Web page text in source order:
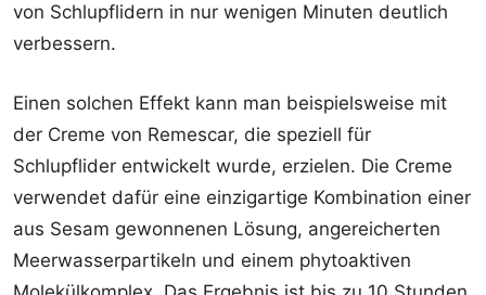
von Schlupflidern in nur wenigen Minuten deutlich
verbessern.
Einen solchen Effekt kann man beispielsweise mit
der Creme von Remescar, die speziell für
Schlupflider entwickelt wurde, erzielen. Die Creme
verwendet dafür eine einzigartige Kombination einer
aus Sesam gewonnenen Lösung, angereicherten
Meerwasserpartikeln und einem phytoaktiven